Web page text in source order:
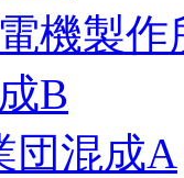
機製作
B
団混成A